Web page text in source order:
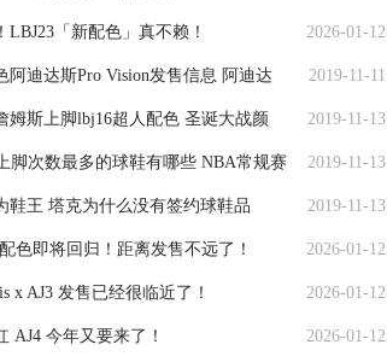
2026-01-12
LBJ23「新配色」真不赖！
2019-11-11
阿迪达斯Pro Vision发售信息 阿迪达
2019-11-13
姆斯上脚lbj16超人配色 圣诞大战颜
2019-11-13
脚次数最多的球鞋有哪些 NBA常规赛
2019-11-13
鞋王 塔克为什么没有签约球鞋品
2026-01-12
色即将回归！距离发售不远了！
2026-01-12
x AJ3 发售已经很临近了！
2026-01-12
AJ4 今年又要来了！